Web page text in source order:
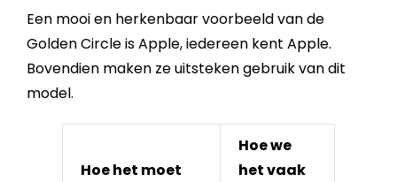
Een mooi en herkenbaar voorbeeld van de
Golden Circleis Apple, iedereen kent Apple.
Bovendien maken ze uitsteken gebruik van dit
model.
Hoe het moet
Hoe we
het vaak